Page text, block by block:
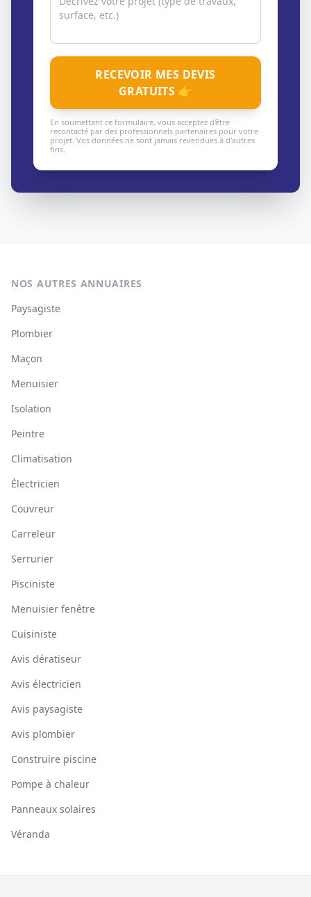
RECEVOIR MES DEVIS
GRATUITS 👉
En soumettant ce formulaire, vous acceptez d'être
recontacté par des professionnels partenaires pour votre
projet. Vos données ne sont jamais revendues à d'autres
fins.
NOS AUTRES ANNUAIRES
Paysagiste
Plombier
Maçon
Menuisier
Isolation
Peintre
Climatisation
Électricien
Couvreur
Carreleur
Serrurier
Pisciniste
Menuisier fenêtre
Cuisiniste
Avis dératiseur
Avis électricien
Avis paysagiste
Avis plombier
Construire piscine
Pompe à chaleur
Panneaux solaires
Véranda